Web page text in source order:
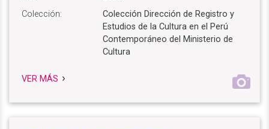
Colección:
Colección Dirección de Registro y
Estudios de la Cultura en el Perú
Contemporáneo del Ministerio de
Cultura
VER MÁS